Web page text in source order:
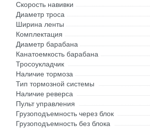
Скорость навивки
Диаметр троса
Ширина ленты
Комплектация
Диаметр барабана
Канатоемкость барабана
Тросоукладчик
Наличие тормоза
Тип тормозной системы
Наличие реверса
Пульт управления
Грузоподъемность через блок
Грузоподъемность без блока